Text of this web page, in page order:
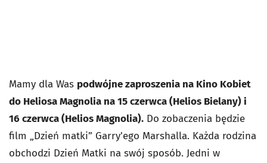
Mamy dla Was podwójne zaproszenia na Kino Kobiet
do Heliosa Magnolia na 15 czerwca (Helios Bielany) i
16 czerwca (Helios Magnolia). Do zobaczenia będzie
film „Dzień matki” Garry'ego Marshalla. Każda rodzina
obchodzi Dzień Matki na swój sposób. Jedni w